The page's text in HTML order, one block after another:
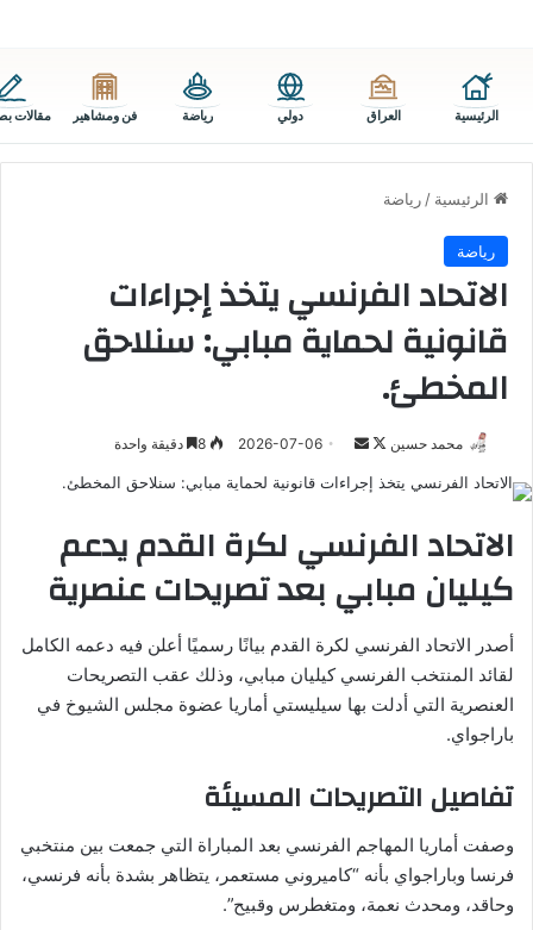
الرئيسية العراق دولي رياضة فن ومشاهير مقالات
الرئيسية / رياضة
رياضة
الاتحاد الفرنسي يتخذ إجراءات
قانونية لحماية مبابي: سنلاحق
المخطئ.
محمد حسين
تابعأرسل 2026-07-06 دقيقة واحدة
الاتحاد الفرنسي لكرة القدم يدعم
كيليان مبابي بعد تصريحات عنصرية
أصدر الاتحاد الفرنسي لكرة القدم بيانًا رسميًا أعلن فيه دعمه الكامل
لقائد المنتخب الفرنسي كيليان مبابي، وذلك عقب التصريحات
العنصرية التي أدلت بها سيليستي أماريا عضوة مجلس الشيوخ في
باراجواي.
تفاصيل التصريحات المسيئة
وصفت أماريا المهاجم الفرنسي بعد المباراة التي جمعت بين منتخبي
فرنسا وباراجواي بأنه “كاميروني مستعمر، يتظاهر بشدة بأنه فرنسي،
وحاقد، ومحدث نعمة، ومتغطرس وقبيح”.